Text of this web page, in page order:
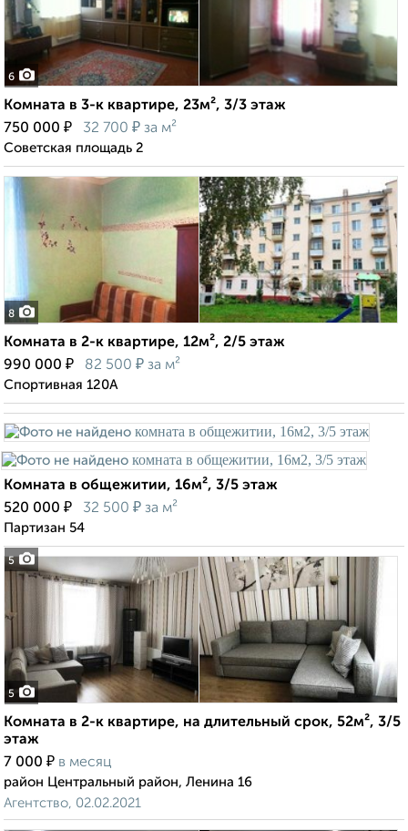
6
Комната в 3-к квартире, 23м², 3/3 этаж
750 000 ₽ 32 700 ₽ за м²
Советская площадь 2
8
Комната в 2-к квартире, 12м², 2/5 этаж
990 000 ₽ 82 500 ₽ за м²
Спортивная 120А
5
Комната в общежитии, 16м², 3/5 этаж
520 000 ₽ 32 500 ₽ за м²
Партизан 54
5
Комната в 2-к квартире, на длительный срок, 52м², 3/5
этаж
7 000 ₽ в месяц
район Центральный район, Ленина 16
Агентство, 02.02.2021